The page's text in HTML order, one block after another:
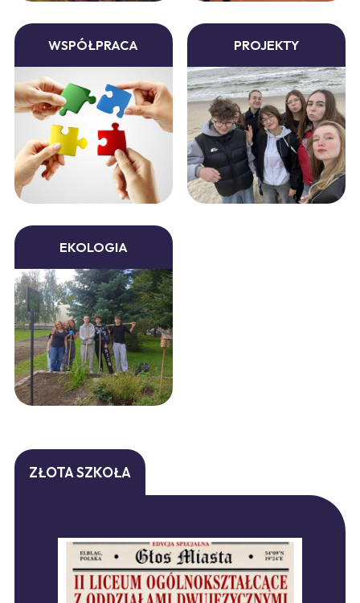
WSPÓŁPRACA PROJEKTY
EKOLOGIA
ZŁOTA SZKOŁA